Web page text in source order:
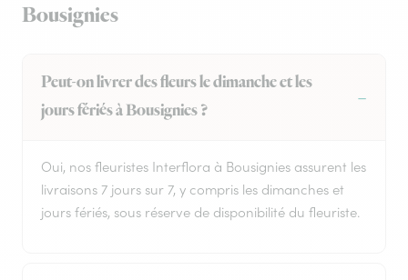
Bousignies
Peut-on livrer des fleurs le dimanche et les
jours fériés à Bousignies ?
Oui, nos fleuristes Interflora à Bousignies assurent les
livraisons 7 jours sur 7, y compris les dimanches et
jours fériés, sous réserve de disponibilité du fleuriste.